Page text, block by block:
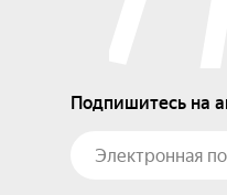
Подпишитесь на